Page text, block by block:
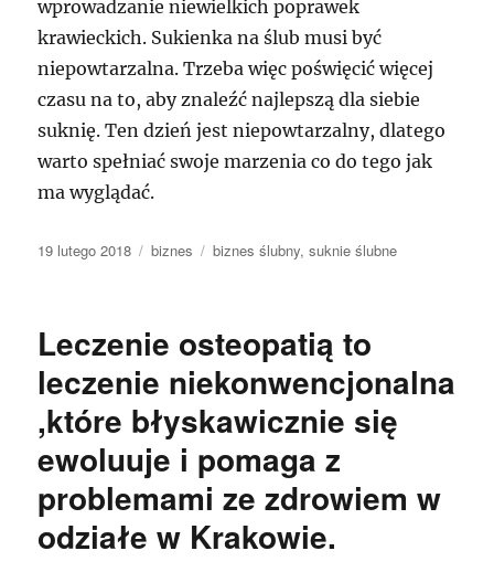
wprowadzanie niewielkich poprawek
krawieckich. Sukienka na ślub musi być
niepowtarzalna. Trzeba więc poświęcić więcej
czasu na to, aby znaleźć najlepszą dla siebie
suknię. Ten dzień jest niepowtarzalny, dlatego
warto spełniać swoje marzenia co do tego jak
ma wyglądać.
Data
19 lutego 2018 Kategorie
biznes Tagi
biznes ślubny,suknie ślubne
Leczenie osteopatią to
leczenie niekonwencjonalna
,które błyskawicznie się
ewoluuje i pomaga z
problemami ze zdrowiem w
odziałe w Krakowie.